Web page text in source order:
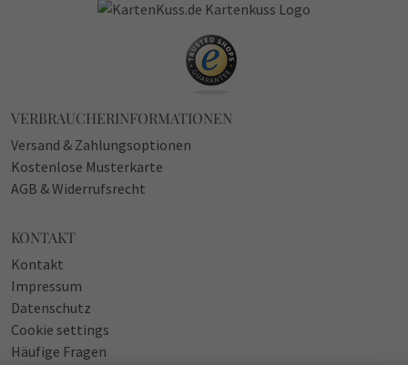
VERBRAUCHERINFORMATIONEN
Versand & Zahlungsoptionen
Kostenlose Musterkarte
AGB & Widerrufsrecht
KONTAKT
Kontakt
Impressum
Datenschutz
Cookie settings
Häufige Fragen